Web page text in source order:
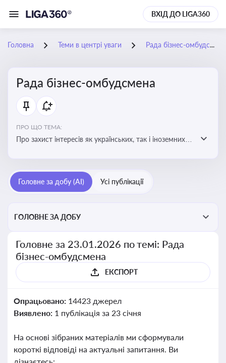
ВХІД ДО LIGA360
Головна Теми в центрі уваги Рада бізнес-омбудсмена
Рада бізнес-омбудсмена
ПРО ЩО ТЕМА:
Про захист інтересів як українських, так і іноземних
Головне за добу (AI) Усі публікації
ГОЛОВНЕ ЗА ДОБУ
Головне за 23.01.2026 по темі: Рада
бізнес-омбудсмена
ЕКСПОРТ
Опрацьовано: 14423 джерел
Виявлено: 1 публікація за 23 січня
На основі зібраних матеріалів ми сформували
короткі відповіді на актуальні запитання. Ви